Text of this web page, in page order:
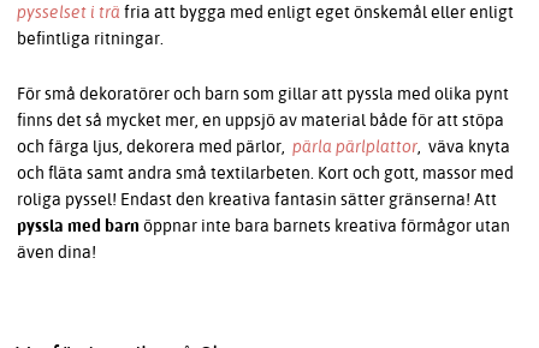
pysselset i trä fria att bygga med enligt eget önskemål eller enligt
befintliga ritningar.
För små dekoratörer och barn som gillar att pyssla med olika pynt
finns det så mycket mer, en uppsjö av material både för att stöpa
och färga ljus, dekorera med pärlor, pärla pärlplattor, väva knyta
och fläta samt andra små textilarbeten. Kort och gott, massor med
roliga pyssel! Endast den kreativa fantasin sätter gränserna! Att
pyssla med barn öppnar inte bara barnets kreativa förmågor utan
även dina!